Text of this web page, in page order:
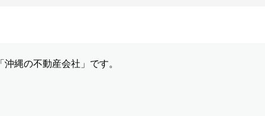
縄の不動産会社」です。